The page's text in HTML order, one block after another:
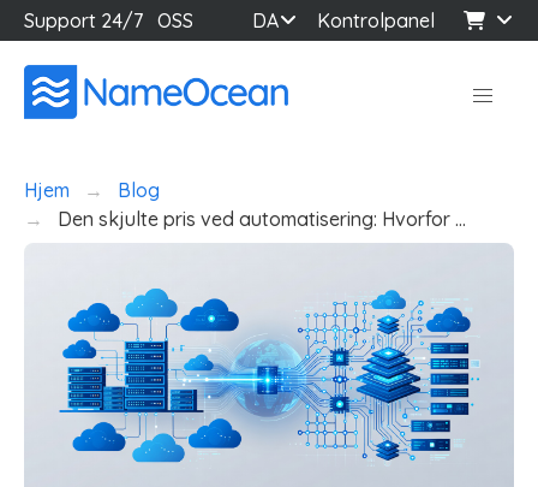
Support 24/7 OSS DA Kontrolpanel
Hjem
Blog
Den skjulte pris ved automatisering: Hvorfor …